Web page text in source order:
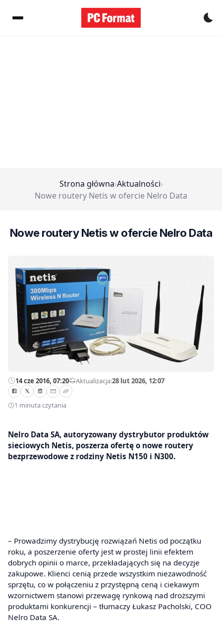
Strona główna›Aktualności›
Nowe routery Netis w ofercie Nelro Data
Nowe routery Netis w ofercie Nelro Data
14 cze 2016, 07:20—Aktualizacja:28 lut 2026, 12:07
1 minuta czytania
Nelro Data SA, autoryzowany dystrybutor produktów
sieciowych Netis, poszerza ofertę o nowe routery
bezprzewodowe z rodziny Netis N150 i N300.
– Prowadzimy dystrybucję rozwiązań Netis od początku
roku, a poszerzenie oferty jest w prostej linii efektem
dobrych opinii o marce, przekładających się na decyzje
zakupowe. Klienci cenią przede wszystkim niezawodność
sprzętu, co w połączeniu z przystępną ceną i ciekawym
wzornictwem stanowi przewagę rynkową nad droższymi
produktami konkurencji – tłumaczy Łukasz Pacholski, COO
Nelro Data SA.